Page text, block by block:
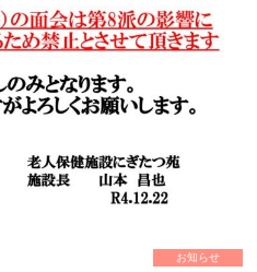
お知らせ